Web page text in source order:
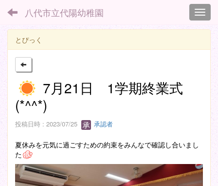
八代市立代陽幼稚園
とぴっく
7月21日 1学期終業式
(*^^*)
投稿日時 : 2023/07/25 承認者
夏休みを元気に過ごすための約束をみんなで確認し合いまし
た